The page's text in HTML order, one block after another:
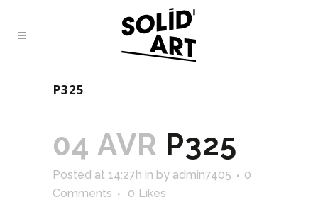
P325
04 AVR P325
Posted at 14:27h in by admin7405
0
Comments
0 Likes